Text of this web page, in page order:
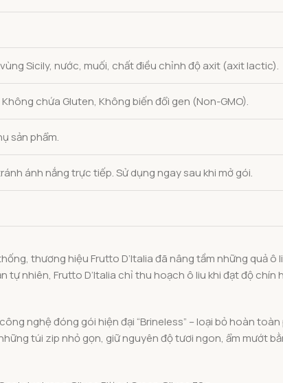
Sicily, nước, muối, chất điều chỉnh độ axit (axit lactic).
chứa Gluten, Không biến đổi gen (Non-GMO).
sản phẩm.
ánh nắng trực tiếp. Sử dụng ngay sau khi mở gói.
thương hiệu Frutto D’Italia đã nâng tầm những quả
nhiên, Frutto D’Italia chỉ thu hoạch ô liu khi đạt độ
nghệ đóng gói hiện đại “Brineless” – loại bỏ hoàn
túi zip nhỏ gọn, giữ nguyên độ tươi ngon, ẩm mướt